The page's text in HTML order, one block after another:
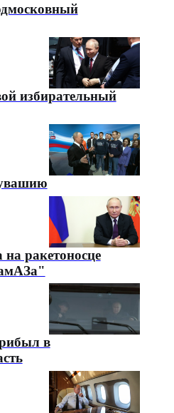
избирательный
ракетоносце
в